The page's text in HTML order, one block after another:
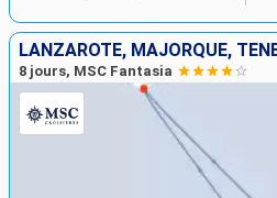
8 jours, MSC Fantasia